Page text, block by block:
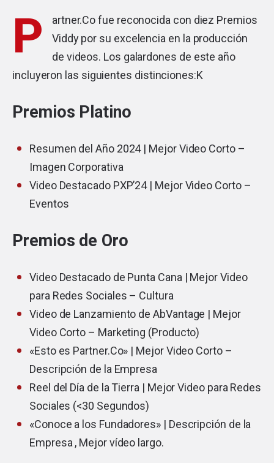
P
artner.Co fue reconocida con diez Premios
Viddy por su excelencia en la producción
de videos. Los galardones de este año
incluyeron las siguientes distinciones:K
Premios Platino
Resumen del Año 2024 | Mejor Video Corto –
Imagen Corporativa
Video Destacado PXP’24 | Mejor Video Corto –
Eventos
Premios de Oro
Video Destacado de Punta Cana | Mejor Video
para Redes Sociales – Cultura
Video de Lanzamiento de AbVantage | Mejor
Video Corto – Marketing (Producto)
«Esto es Partner.Co» | Mejor Video Corto –
Descripción de la Empresa
Reel del Día de la Tierra | Mejor Video para Redes
Sociales (<30 Segundos)
«Conoce a los Fundadores» | Descripción de la
Empresa , Mejor vídeo largo.